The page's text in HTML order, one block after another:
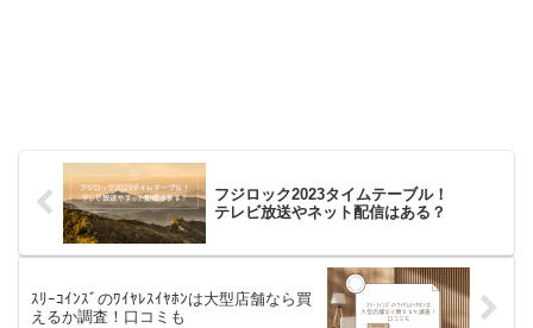
フジロック2023タイムテーブル！
テレビ放送やネット配信はある？
ｽﾘｰｺｲﾝｽﾞのﾜｲﾔﾚｽｲﾔﾎﾝは大型店舗なら買
えるか調査！口コミも